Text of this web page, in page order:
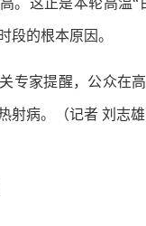
段的根本原因。
家提醒，公众在高
射病。（记者 刘志雄